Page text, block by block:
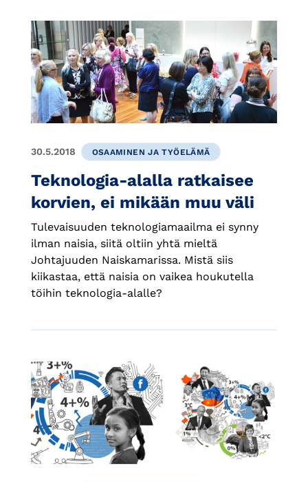
30.5.2018 OSAAMINEN JA TYÖELÄMÄ
Teknologia-alalla ratkaisee
korvien, ei mikään muu väli
Tulevaisuuden teknologiamaailma ei synny
ilman naisia, siitä oltiin yhtä mieltä
Johtajuuden Naiskamarissa. Mistä siis
kiikastaa, että naisia on vaikea houkutella
töihin teknologia-alalle?